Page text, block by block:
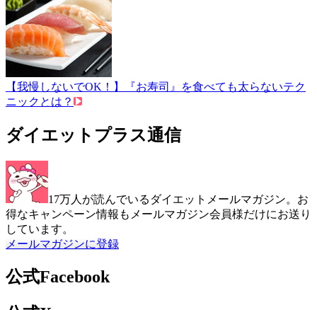
【我慢しないでOK！】『お寿司』を食べても太らないテク
ニックとは？
ダイエットプラス通信
17万人が読んでいるダイエットメールマガジン。お
得なキャンペーン情報もメールマガジン会員様だけにお送り
しています。
メールマガジンに登録
公式Facebook